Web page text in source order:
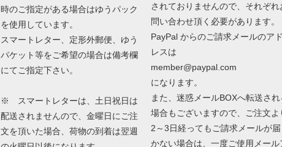
時のご指定がある場合はゆうパック
を使用しています。
スマートレター、定形外郵便、ゆう
パケット等をご希望の場合は備考欄
にてご指定下さい。
※ スマートレターは、土日祝日は
配送されませんので、金曜日にご注
文を頂いた場合、荷物の到着は翌週
されておりませんので、それぞれ
問い合わせ頂く必要があります。
PayPal からのご請求メールのアド
レスは
member@paypal.com
になります。
また、迷惑メールBOXへ転送され
場合もございますので、ご注文よ
2～3日経ってもご請求メールが届
かない場合は、一度ご使用メール